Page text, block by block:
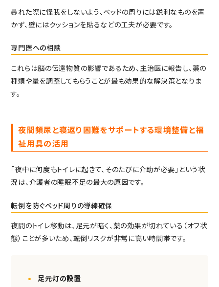
暴れた際に怪我をしないよう、ベッドの周りには鋭利なものを置
かず、壁にはクッションを貼るなどの工夫が必要です。
専門医への相談
これらは脳の伝達物質の影響であるため、主治医に報告し、薬の
種類や量を調整してもらうことが最も効果的な解決策となりま
す。
夜間頻尿と寝返り困難をサポートする環境整備と福
祉用具の活用
「夜中に何度もトイレに起きて、そのたびに介助が必要」という状
況は、介護者の睡眠不足の最大の原因です。
転倒を防ぐベッド周りの導線確保
夜間のトイレ移動は、足元が暗く、薬の効果が切れている（オフ状
態）ことが多いため、転倒リスクが非常に高い時間帯です。
足元灯の設置